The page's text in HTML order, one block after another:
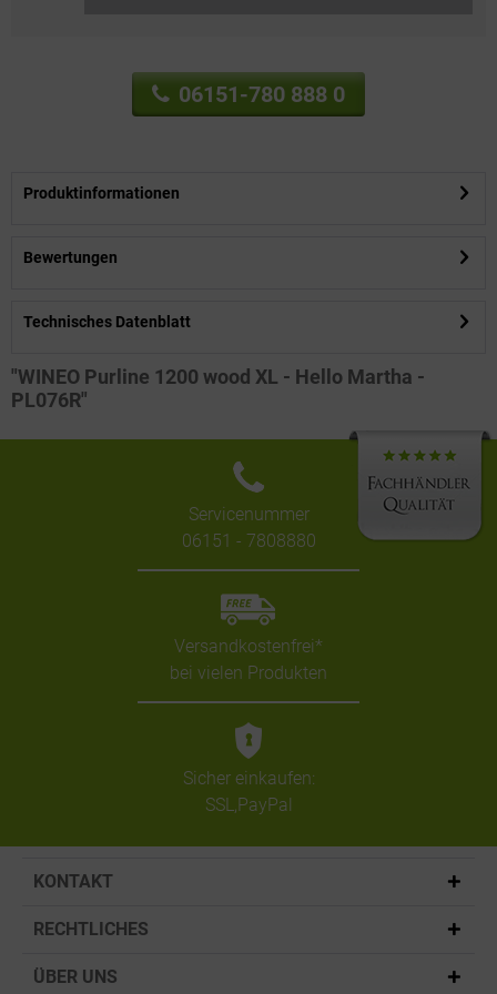
06151-780 888 0
Produktinformationen
Bewertungen
Technisches Datenblatt
"WINEO Purline 1200 wood XL - Hello Martha -
PL076R"
Servicenummer
06151 - 7808880
Versandkostenfrei*
bei vielen Produkten
Sicher einkaufen:
SSL,PayPal
KONTAKT
RECHTLICHES
ÜBER UNS